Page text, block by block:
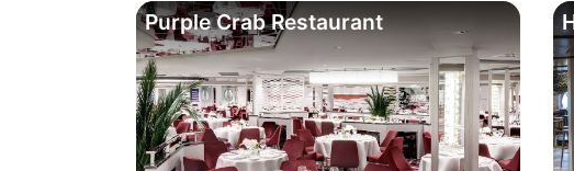
Purple Crab Restaurant